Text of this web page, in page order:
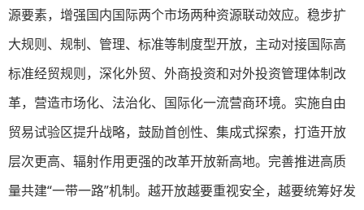
源要素，增强国内国际两个市场两种资源联动效应。稳步扩
大规则、规制、管理、标准等制度型开放，主动对接国际高
标准经贸规则，深化外贸、外商投资和对外投资管理体制改
革，营造市场化、法治化、国际化一流营商环境。实施自由
贸易试验区提升战略，鼓励首创性、集成式探索，打造开放
层次更高、辐射作用更强的改革开放新高地。完善推进高质
量共建“一带一路”机制。越开放越要重视安全，越要统筹好发